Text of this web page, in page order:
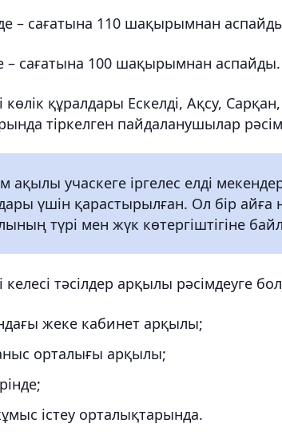
– сағатына 110 шақырымнан
– сағатына 100 шақырымнан аспайды.
көлік құралдары Ескелді, Ақсу,
тіркелген пайдаланушылар
ақылы учаскеге іргелес елді
үшін қарастырылған. Ол бір айға
түрі мен жүк көтергіштігіне
келесі тәсілдер арқылы рәсімдеуге
жеке кабинет арқылы;
орталығы арқылы;
істеу орталықтарында.